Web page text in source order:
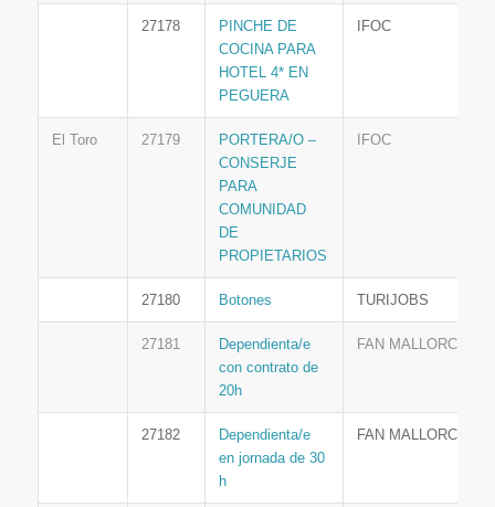
27178
PINCHE DE
COCINA PARA
HOTEL 4* EN
PEGUERA
IFOC
El Toro 27179
PORTERA/O –
CONSERJE
PARA
COMUNIDAD
DE
PROPIETARIOS
IFOC
27180 Botones TURIJOBS
27181
Dependienta/e
con contrato de
20h
FAN MALLORCA
27182
Dependienta/e
en jornada de 30
h
FAN MALLORCA